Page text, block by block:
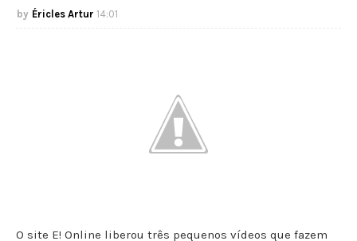
Éricles Artur 14:01
O site E! Online liberou três pequenos vídeos que fazem